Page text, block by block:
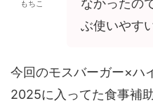
もちこ
なかったの
ぶ使いやす
今回のモスバーガー×ハ
2025に入ってた食事補